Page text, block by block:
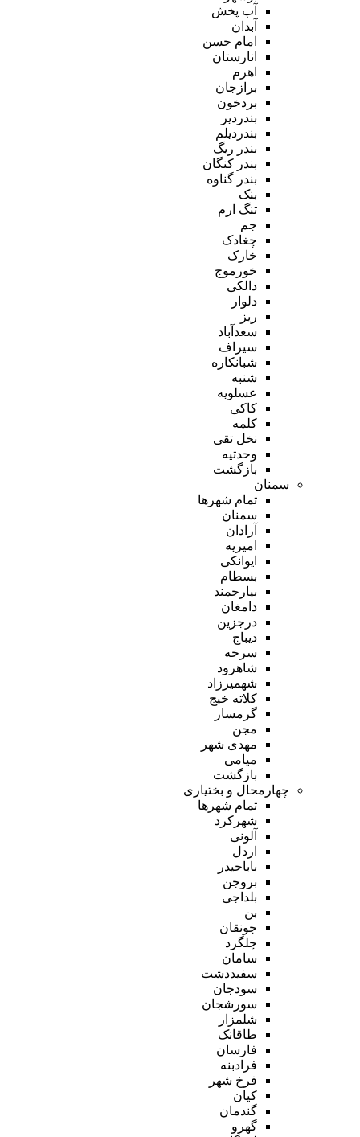
آب پخش
آبدان
امام حسن
انارستان
اهرم
برازجان
بردخون
بندردیر
بندردیلم
بندر ریگ
بندر کنگان
بندر گناوه
بنک
تنگ ارم
جم
چغادک
خارک
خورموج
دالکی
دلوار
ریز
سعدآباد
سیراف
شبانکاره
شنبه
عسلویه
کاکی
کلمه
نخل تقی
وحدتیه
بازگشت
سمنان
تمام شهر‌ها
سمنان
آرادان
امیریه
ایوانکی
بسطام
بیارجمند
دامغان
درجزین
دیباج
سرخه
شاهرود
شهمیرزاد
کلاته خیج
گرمسار
مجن
مهدی شهر
میامی
بازگشت
چهارمحال و بختیاری
تمام شهر‌ها
شهرکرد
آلونی
اردل
باباحیدر
بروجن
بلداجی
بن
جونقان
چلگرد
سامان
سفیددشت
سودجان
سورشجان
شلمزار
طاقانک
فارسان
فرادبنه
فرخ شهر
کیان
گندمان
گهرو